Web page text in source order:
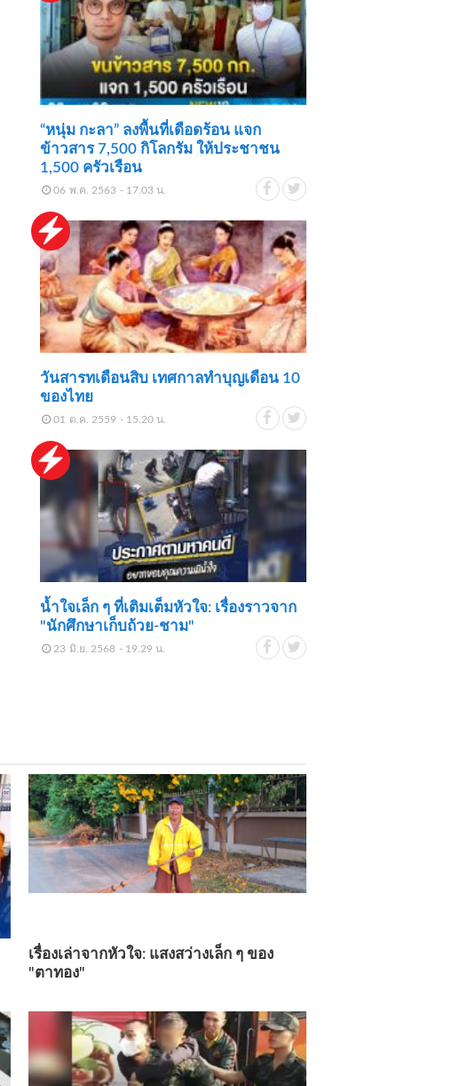
“หนุ่ม กะลา” ลงพื้นที่เดือดร้อน แจก
ข้าวสาร 7,500 กิโลกรัม ให้ประชาชน
1,500 ครัวเรือน
06 พ.ค. 2563 - 17.03 น.
วันสารทเดือนสิบ เทศกาลทำบุญเดือน 10
ของไทย
01 ต.ค. 2559 - 15.20 น.
น้ำใจเล็ก ๆ ที่เติมเต็มหัวใจ: เรื่องราวจาก
"นักศึกษาเก็บถ้วย-ชาม"
23 มิ.ย. 2568 - 19.29 น.
เรื่องเล่าจากหัวใจ: แสงสว่างเล็ก ๆ ของ
"ตาทอง"